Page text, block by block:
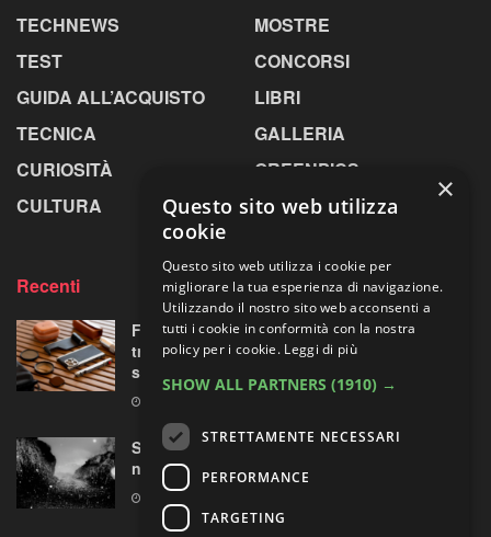
TECHNEWS
TEST
GUIDA ALL’ACQUISTO
TECNICA
CURIOSITÀ
CULTURA
MOSTRE
CONCORSI
LIBRI
GALLERIA
GREENPICS
LA RIVISTA
Recenti
Fotorgear Retro Photography Kit: l’iPhone si
traveste da fotocamera, ma ha davvero
senso?
Sperimentazioni artistiche sui paesaggi
nordici
×
Questo sito web utilizza
cookie
Questo sito web utilizza i cookie per
migliorare la tua esperienza di navigazione.
Utilizzando il nostro sito web acconsenti a
tutti i cookie in conformità con la nostra
policy per i cookie. Leggi di più
SHOW ALL PARTNERS (1910) →
STRETTAMENTE NECESSARI
PERFORMANCE
TARGETING